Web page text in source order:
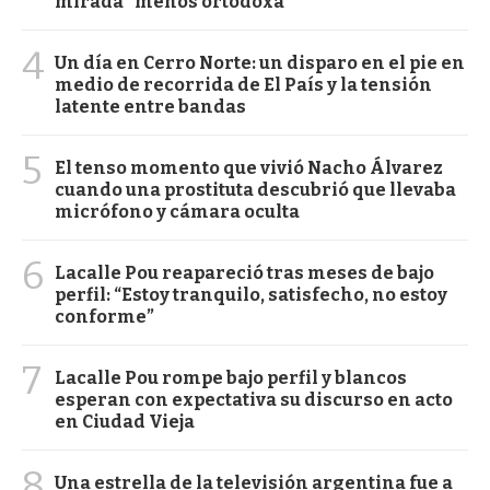
4 Un día en Cerro Norte: un disparo en el pie en
medio de recorrida de El País y la tensión
latente entre bandas
5
El tenso momento que vivió Nacho Álvarez
cuando una prostituta descubrió que llevaba
micrófono y cámara oculta
6
Lacalle Pou reapareció tras meses de bajo
perfil: “Estoy tranquilo, satisfecho, no estoy
conforme”
7
Lacalle Pou rompe bajo perfil y blancos
esperan con expectativa su discurso en acto
en Ciudad Vieja
Una estrella de la televisión argentina fue a